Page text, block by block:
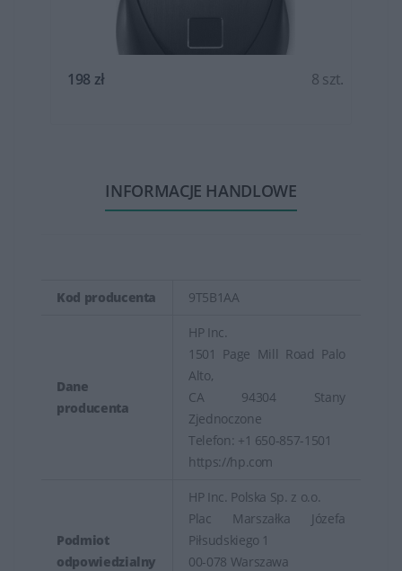
198 zł 8 szt.
INFORMACJE HANDLOWE
Kod producenta 9T5B1AA
Dane
producenta
HP Inc.
1501 Page Mill Road Palo
Alto,
CA 94304 Stany
Zjednoczone
Telefon: +1 650-857-1501
https://hp.com
Podmiot
odpowiedzialny
HP Inc. Polska Sp. z o.o.
Plac Marszałka Józefa
Piłsudskiego 1
00-078 Warszawa